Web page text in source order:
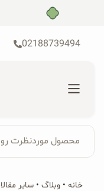
02188739494
برای:
جستجو...
پکیج‌ها
محصول موردنظرت
خانه • وبلاگ • سایر